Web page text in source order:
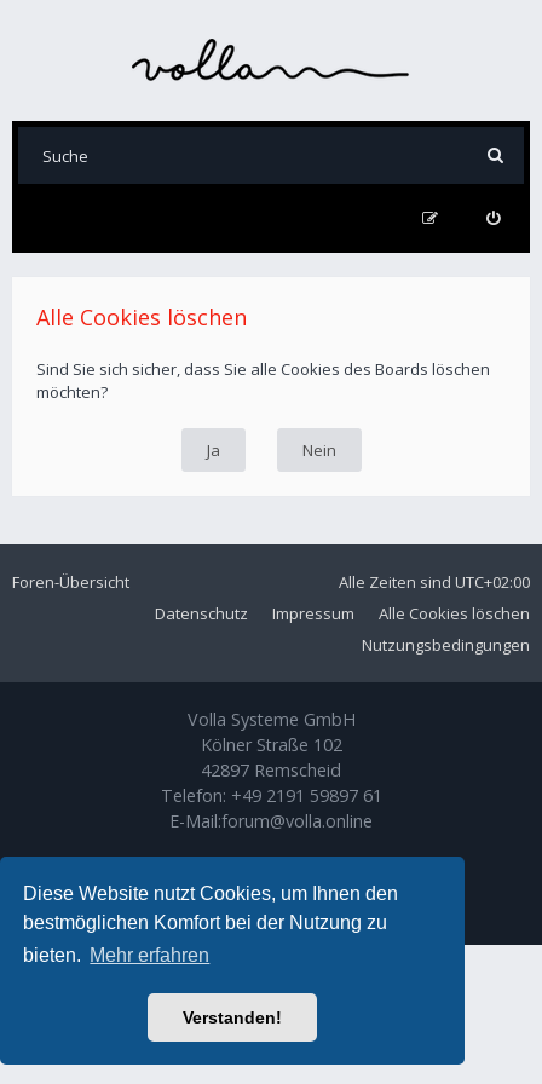
Diese Website nutzt Cookies, um Ihnen den
bestmöglichen Komfort bei der Nutzung zu
bieten. Mehr erfahren
Verstanden!
Alle Cookies löschen
Sind Sie sich sicher, dass Sie alle Cookies des Boards löschen
möchten?
Foren-Übersicht Alle Zeiten sind UTC+02:00
Alle Cookies löschen
Impressum
Datenschutz
Nutzungsbedingungen
Volla Systeme GmbH
Kölner Straße 102
42897 Remscheid
Telefon: +49 2191 59897 61
E-Mail:forum@volla.online
Ariki Theme byGramziu